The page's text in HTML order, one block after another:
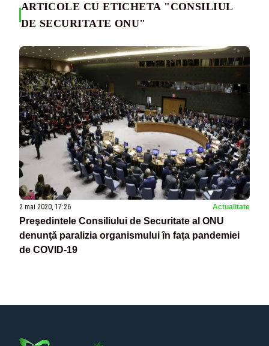
ARTICOLE CU ETICHETA "CONSILIUL
DE SECURITATE ONU"
2 mai 2020, 17:26 Actualitate
Preşedintele Consiliului de Securitate al ONU
denunţă paralizia organismului în faţa pandemiei
de COVID-19